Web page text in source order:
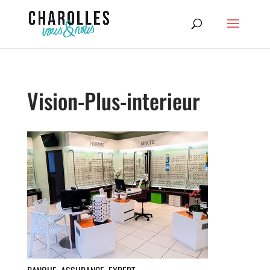
Vision-Plus-interieur